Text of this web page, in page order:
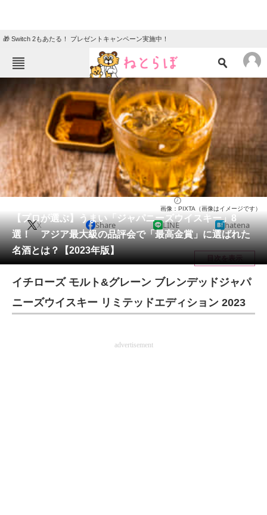
🎁 Switch 2もあたる！ プレゼントキャンペーン実施中！
ねとらぼメニュー
TOP ニュース
エンタメ クイズ
グルメ 地域
住まい 教育・育児
動物 リサーチ
会員記事
メディア
注目記事を集めた総合ページ
進化するPCとデバイスの未来
【プロが選ぶ】うまい「ジャパニーズウイスキー」8
選！ アジア最大級の品評会で「最高金賞」に選ばれた
名酒とは？【2023年版】
画像：PIXTA（画像はイメージです）
X Share LINE hatena
目次を表示
イチローズ モルト&グレーン ブレンデッドジャパ
ニーズウイスキー リミテッドエディション 2023
advertisement